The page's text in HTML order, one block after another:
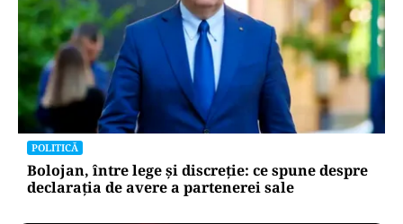
POLITICĂ
Bolojan, între lege și discreție: ce spune despre
declarația de avere a partenerei sale